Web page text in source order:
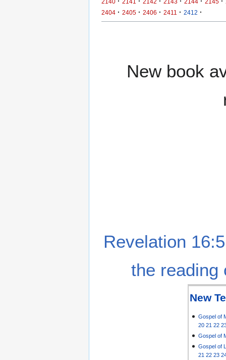
2404 · 2405 · 2406 · 2411 · 2412 ·
New book
Revelation
the reading
New
Gospel of
20 21 22
Gospel of
Gospel of
21 22 23